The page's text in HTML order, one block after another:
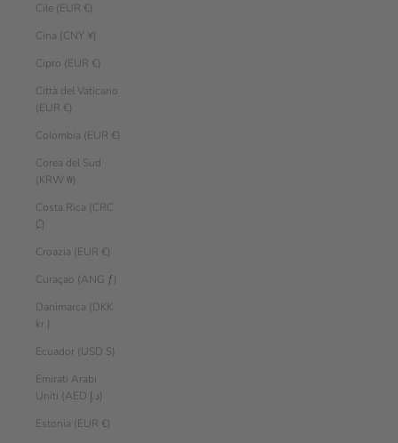
Cile (EUR €)
Cina (CNY ¥)
Cipro (EUR €)
Città del Vaticano
(EUR €)
Colombia (EUR €)
Corea del Sud
(KRW ₩)
Costa Rica (CRC
₡)
Croazia (EUR €)
Curaçao (ANG ƒ)
Danimarca (DKK
kr.)
Ecuador (USD $)
Emirati Arabi
Uniti (AED د.إ)
Estonia (EUR €)